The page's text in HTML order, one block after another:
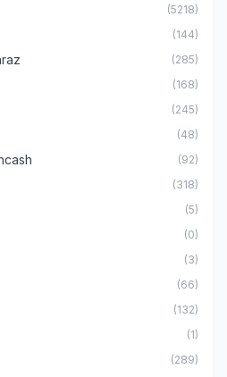
(5218)
(144)
(285)
(168)
(245)
(48)
(92)
(318)
(5)
(0)
(3)
(66)
(132)
(1)
(289)